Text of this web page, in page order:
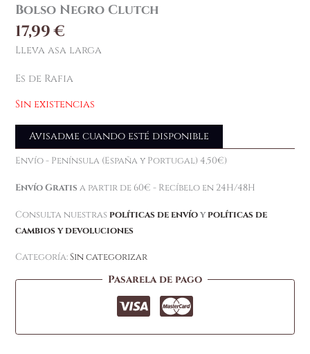
Bolso Negro Clutch
17,99€
Lleva asa larga
Es de Rafia
Sin existencias
Avisadme cuando esté disponible
Envío - Península (España y Portugal) 4,50€)
Envío Gratis a partir de 60€ - Recíbelo en 24H/48H
Consulta nuestras políticas de envíoy políticas de
cambios y devoluciones
Categoría:Sin categorizar
Pasarela de pago